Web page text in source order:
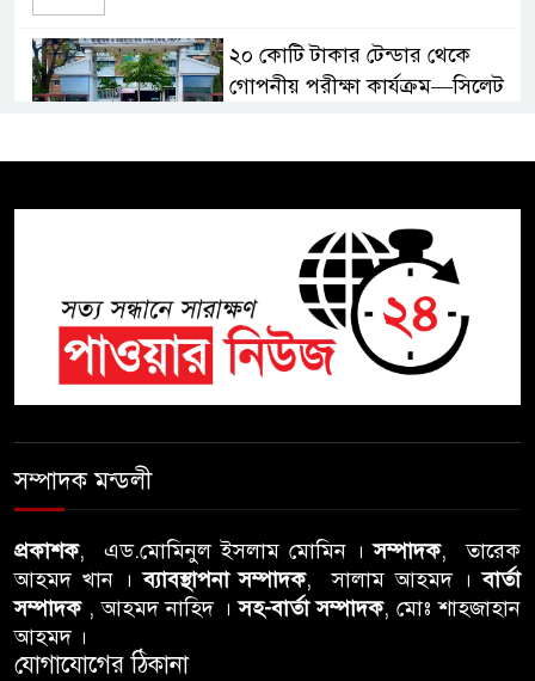
২০ কোটি টাকার টেন্ডার থেকে
গোপনীয় পরীক্ষা কার্যক্রম—সিলেট
সিলেটে চিকিৎসকের কিশোর ছেলের
ঝুলন্ত মরদেহ উদ্ধার
শতাব্দী রায়ের বাড়িতে বিদ্রোহীদের
বৈঠক, পশ্চিমবঙ্গে তৃনমূলে ভাঙনের
ইঙ্গিত !
বিএনপি নেতার ওপর হামলার
আবু তালহা চৌধুরী দ্বিতীয় বারের
মত টাওয়ার হ‍্যামলেটস কাউন্সিলের
সম্পাদক মন্ডলী
প্রকাশক, এড.মোমিনুল ইসলাম মোমিন ।সম্পাদক, তারেক
আহমদ খান ।ব্যাবস্থাপনা সম্পাদক, সালাম আহমদ ।বার্তা
সম্পাদক, আহমদ নাহিদ ।সহ-বার্তা সম্পাদক, মোঃ শাহজাহান
আহমদ ।
যোগাযোগের ঠিকানা